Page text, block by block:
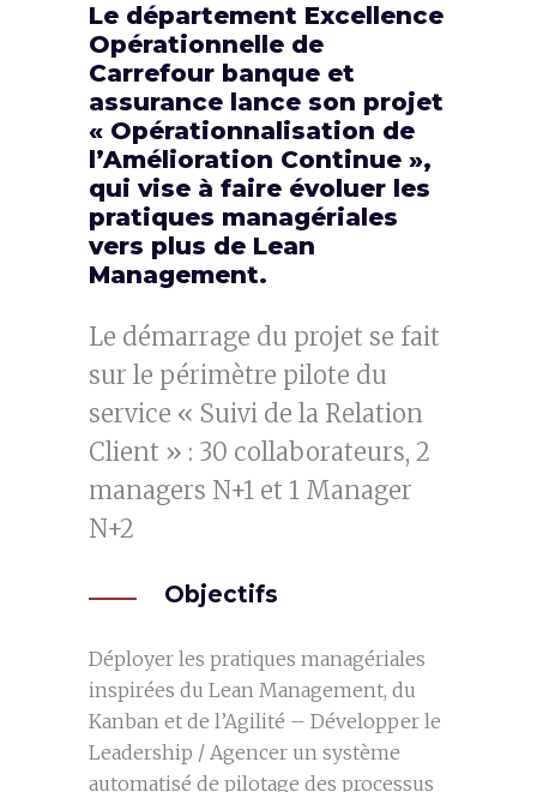
Le département Excellence
Opérationnelle de
Carrefour banque et
assurance lance son projet
« Opérationnalisation de
l’Amélioration Continue »,
qui vise à faire évoluer les
pratiques managériales
vers plus de Lean
Management.
Le démarrage du projet se fait
sur le périmètre pilote du
service « Suivi de la Relation
Client » : 30 collaborateurs, 2
managers N+1 et 1 Manager
N+2
Objectifs
Déployer les pratiques managériales
inspirées du Lean Management, du
Kanban et de l’Agilité – Développer le
Leadership / Agencer un système
automatisé de pilotage des processus